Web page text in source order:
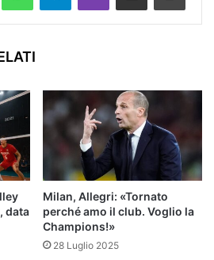
data
Milan, Allegri: «Tornato
perché amo il club. Voglio la
Champions!»
28 Luglio 2025